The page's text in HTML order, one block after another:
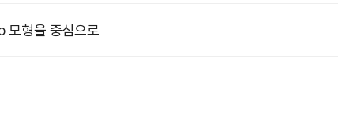
모형을 중심으로